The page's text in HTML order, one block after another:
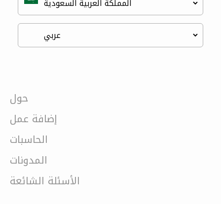
حول
إضافة عمل
الحاسبات
المدونات
الأسئلة الشائعة